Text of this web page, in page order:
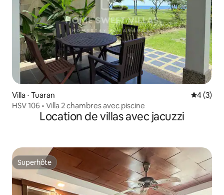
Villa ⋅ Tuaran
4 (3)
HSV 106 • Villa 2 chambres avec piscine
Location de villas avec jacuzzi
Superhôte
Superhôte